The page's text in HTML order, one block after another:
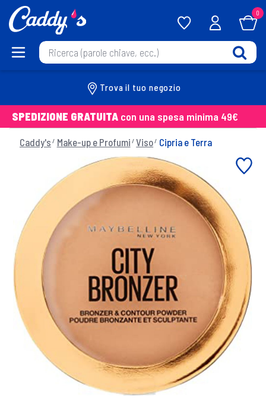
0
Trova il tuo negozio
SPEDIZIONE GRATUITA con una spesa minima 49€
Caddy's Make-up e Profumi Viso Cipria e Terra